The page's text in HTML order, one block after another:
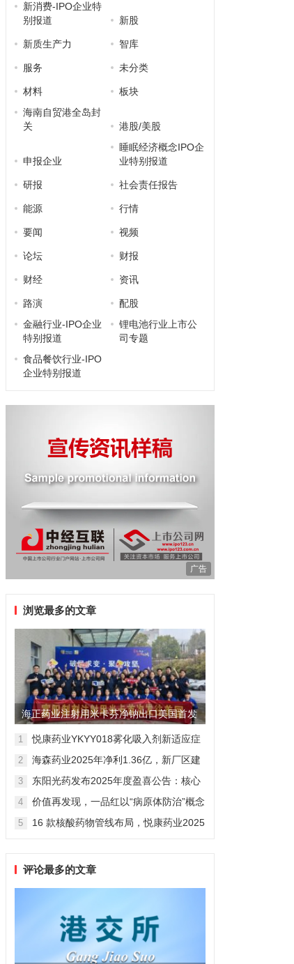
新消费-IPO企业特
别报道
新股
新质生产力 智库
服务 未分类
材料
板块
海南自贸港全岛封
关
港股/美股
申报企业
睡眠经济概念IPO企
业特别报道
研报 社会责任报告
能源 行情
要闻 视频
论坛 财报
财经 资讯
路演
配股
金融行业-IPO企业
特别报道
锂电池行业上市公
司专题
食品餐饮行业-IPO
企业特别报道
广告
浏览最多的文章
海正药业注射用米卡芬净钠出口美国首发
制剂全球化迈出关键一步
1
悦康药业YKYY018雾化吸入剂新适应症
感染防治
2
海森药业2025年净利1.36亿，新厂区建
3
东阳光药发布2025年度盈喜公告：核心
维度
4
价值再发现，一品红以“病原体防治”概念
5
16 款核酸药物管线布局，悦康药业2025
评论最多的文章